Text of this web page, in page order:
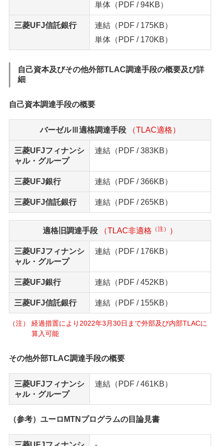
単体 （PDF / 94KB）
三菱UFJ信託銀行 連結 （PDF / 175KB）
単体 （PDF / 170KB）
自己資本及びその他外部TLAC調達手段の概要及び詳
細
自己資本調達手段の概要
バーゼルⅢ適格調達手段 （TLAC適格）
三菱UFJフィナンシ
ャル・グループ
連結 （PDF / 383KB）
三菱UFJ銀行 連結 （PDF / 366KB）
三菱UFJ信託銀行 連結 （PDF / 265KB）
適格旧調達手段 （TLAC非適格 （注） ）
三菱UFJフィナンシ
ャル・グループ
連結 （PDF / 176KB）
三菱UFJ銀行 連結 （PDF / 452KB）
三菱UFJ信託銀行 連結 （PDF / 155KB）
経過措置により2022年3月30日まで外部及び内部TLACに
算入可能
その他外部TLAC調達手段の概要
三菱UFJフィナンシ
ャル・グループ
連結 （PDF / 461KB）
（参考）ユーロMTNプログラムの目論見書